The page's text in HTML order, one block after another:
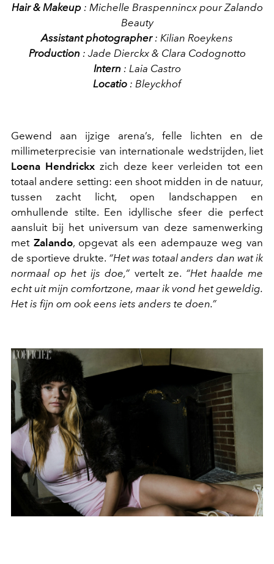
Hair & Makeup: Michelle Braspennincx pour Zalando
Beauty
Assistant photographer: Kilian Roeykens
Production : Jade Dierckx & Clara Codognotto
Intern : Laia Castro
Locatio : Bleyckhof
Gewend aan ijzige arena’s, felle lichten en de
millimeterprecisie van internationale wedstrijden, liet
Loena Hendrickxzich deze keer verleiden tot een
totaal andere setting: een shoot midden in de natuur,
tussen zacht licht, open landschappen en
omhullende stilte. Een idyllische sfeer die perfect
aansluit bij het universum van deze samenwerking
met Zalando, opgevat als een adempauze weg van
de sportieve drukte. “Het was totaal anders dan wat ik
normaal op het ijs doe,” vertelt ze. “Het haalde me
echt uit mijn comfortzone, maar ik vond het geweldig.
Het is fijn om ook eens iets anders te doen.”